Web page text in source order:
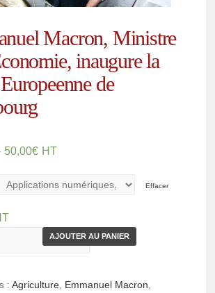
Macron, Ministre
inaugure la
de
50,00€ HT
Effacer
AJOUTER AU PANIER
:Agriculture Emmanuel Macron